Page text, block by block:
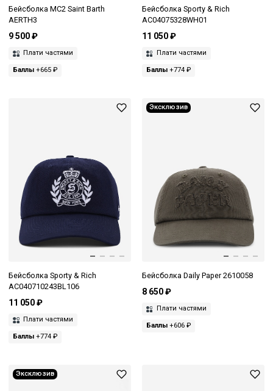
Бейсболка MC2 Saint Barth
AERTH3
9 500 ₽
Плати частями
Баллы +665 ₽
Бейсболка Sporty & Rich
AC04075328WH01
11 050 ₽
Плати частями
Баллы+774 ₽
Бейсболка Sporty & Rich
AC040710243BL106
11 050 ₽
Плати частями
Баллы +774 ₽
Эксклюзив
Бейсболка Daily Paper 2610058
8 650 ₽
Плати частями
Баллы+606 ₽
Эксклюзив